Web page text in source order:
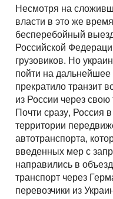
Несмотря на
власти в это же
бесперебойный
Российской
грузовиков. Но
пойти на
прекратило транзит
из России через
Почти сразу, Россия
территории
автотранспорта,
введенных мер с
направились в
транспорт через
перевозчики из